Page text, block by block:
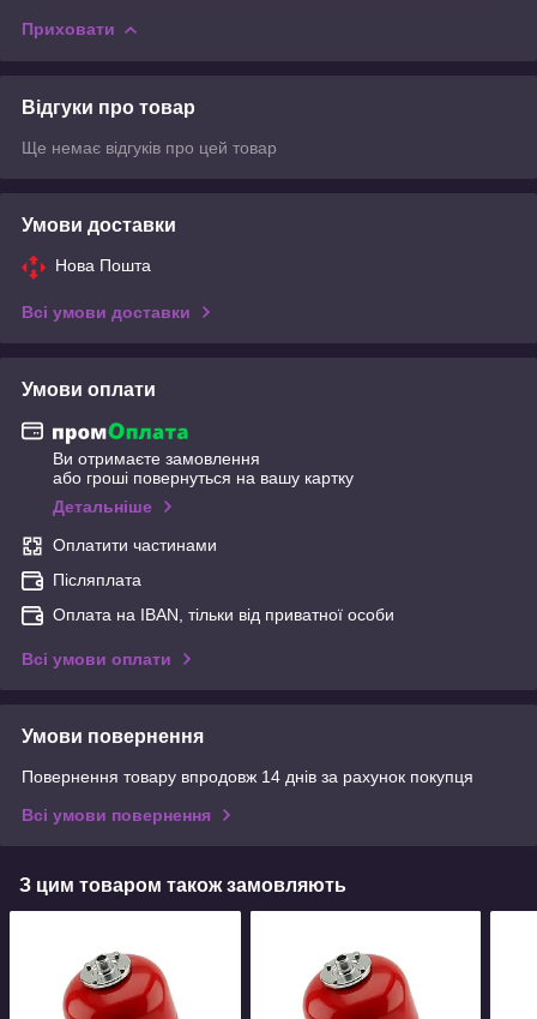
Приховати
Відгуки про товар
Ще немає відгуків про цей товар
Умови доставки
Нова Пошта
Всі умови доставки
Умови оплати
Ви отримаєте замовлення
або гроші повернуться на вашу картку
Детальніше
Оплатити частинами
Післяплата
Оплата на IBAN, тільки від приватної особи
Всі умови оплати
Умови повернення
Повернення товару впродовж 14 днів за рахунок покупця
Всі умови повернення
З цим товаром також замовляють